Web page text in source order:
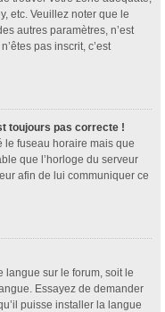
etc. Veuillez noter que le
autres paramètres, n’est
pas inscrit, c’est
toujours pas correcte !
le fuseau horaire mais que
que l’horloge du serveur
afin de lui communiquer ce
langue sur le forum, soit le
Essayez de demander
puisse installer la langue